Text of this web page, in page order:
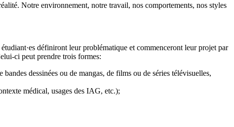
Notre environnement, notre travail, nos comportements, nos styles
définiront leur problématique et commenceront leur projet par
ci peut prendre trois formes:
dessinées ou de mangas, de films ou de séries télévisuelles,
médical, usages des IAG, etc.);